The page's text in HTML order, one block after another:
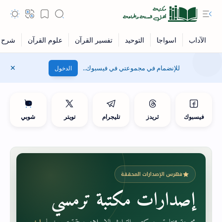
للإنضمام في مجموعتي في فيسبوك.. الدخول
فيسبوك ثريدز تليجرام تويتر شوبي
فهرس الإصدارات المحققة
إصدارات مكتبة ترمسي